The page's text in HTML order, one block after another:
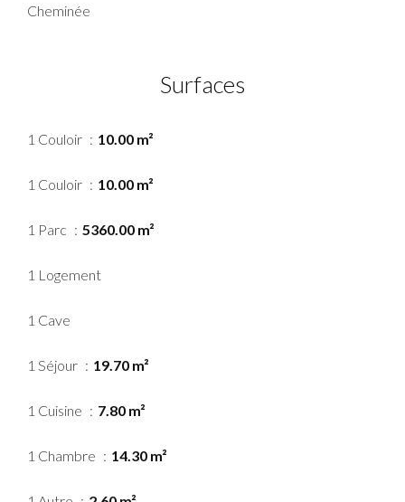
Cheminée
Surfaces
1 Couloir 10.00 m²
1 Couloir 10.00 m²
1 Parc 5360.00 m²
1 Logement
1 Cave
1 Séjour 19.70 m²
1 Cuisine 7.80 m²
1 Chambre 14.30 m²